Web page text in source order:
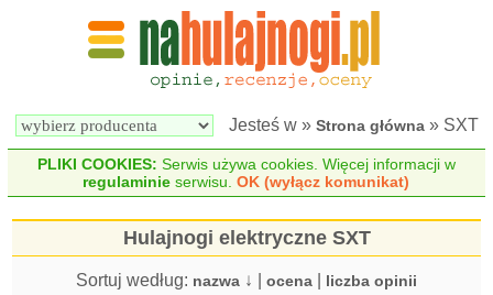
Wyszukiwarka
elektrycznych
elektrycznych
Jesteś w » Strona główna» SXT
PLIKI COOKIES: Serwis używa cookies. Więcej informacji w
regulaminie serwisu.OK (wyłącz komunikat)
Hulajnogi elektryczne SXT
Sortuj według: nazwa ↓ | ocena liczba opinii